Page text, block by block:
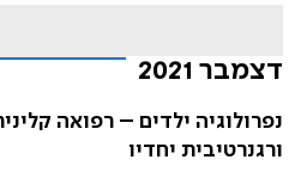
דצמבר 2021
נפרולוגיה ילדים – רפואה
ורגנרטיבית יחדיו